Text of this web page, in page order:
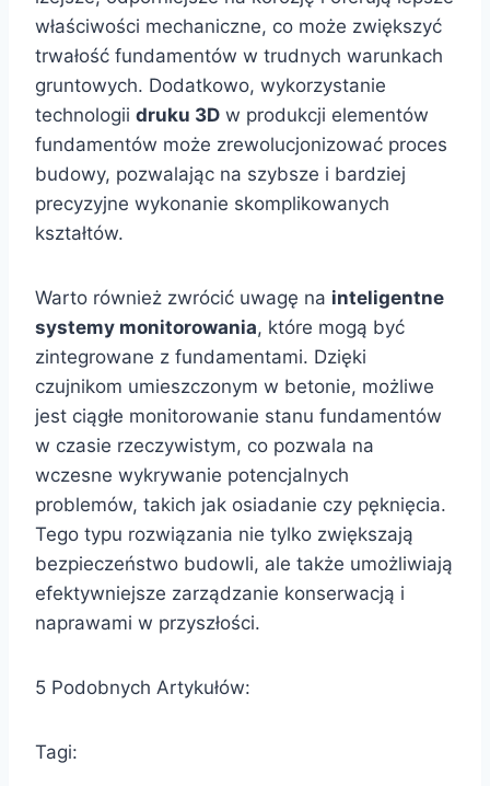
właściwości mechaniczne, co może zwiększyć
trwałość fundamentów w trudnych warunkach
gruntowych. Dodatkowo, wykorzystanie
technologii druku 3D w produkcji elementów
fundamentów może zrewolucjonizować proces
budowy, pozwalając na szybsze i bardziej
precyzyjne wykonanie skomplikowanych
kształtów.
Warto również zwrócić uwagę na inteligentne
systemy monitorowania, które mogą być
zintegrowane z fundamentami. Dzięki
czujnikom umieszczonym w betonie, możliwe
jest ciągłe monitorowanie stanu fundamentów
w czasie rzeczywistym, co pozwala na
wczesne wykrywanie potencjalnych
problemów, takich jak osiadanie czy pęknięcia.
Tego typu rozwiązania nie tylko zwiększają
bezpieczeństwo budowli, ale także umożliwiają
efektywniejsze zarządzanie konserwacją i
naprawami w przyszłości.
5 Podobnych Artykułów:
Tagi: